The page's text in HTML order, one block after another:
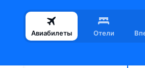
Авиабилеты Отели